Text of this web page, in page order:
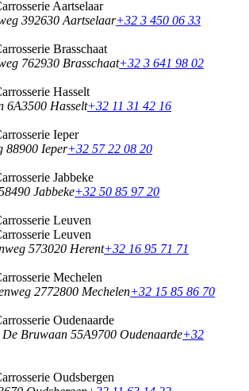
Aartselaar
392630 Aartselaar+32 3 450 06 33
Brasschaat
762930 Brasschaat+32 3 641 98 02
Hasselt
6A3500 Hasselt+32 11 31 42 16
Ieper
88900 Ieper+32 57 22 08 20
Jabbeke
8490 Jabbeke+32 50 85 97 20
Leuven
Leuven
573020 Herent+32 16 95 71 71
Mechelen
2772800 Mechelen+32 15 85 86 70
Oudenaarde
Bruwaan 55A9700 Oudenaarde+32
Oudsbergen